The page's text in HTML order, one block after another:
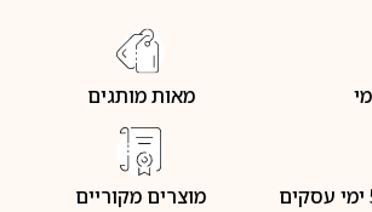
מאות מותגים
מוצרים מקוריים